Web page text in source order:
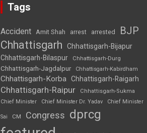
Tags
Accident Amit Shah arrest arrested BJP
Chhattisgarh
Chhattisgarh-Bijapur
Chhattisgarh-Bilaspur
Chhattisgarh-Durg
Chhattisgarh-Jagdalpur Chhattisgarh-Kabirdham
Chhattisgarh-Korba Chhattisgarh-Raigarh
Chhattisgarh-Raipur
Chhattisgarh-Sukma
Chief Minister
Chief Minister Dr. Yadav Chief Minister
Sai CM Congress dprcg